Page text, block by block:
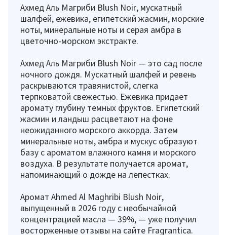
Ахмед Аль Магриби Blush Noir, мускатный
шалфей, ежевика, египетский жасмин, морские
ноты, минеральные ноты и серая амбра в
цветочно-морском экстракте.
Ахмед Аль Магриби Blush Noir — это сад после
ночного дождя. Мускатный шалфей и ревень
раскрываются травянистой, слегка
терпковатой свежестью. Ежевика придает
аромату глубину темных фруктов. Египетский
жасмин и ландыш расцветают на фоне
неожиданного морского аккорда. Затем
минеральные ноты, амбра и мускус образуют
базу с ароматом влажного камня и морского
воздуха. В результате получается аромат,
напоминающий о дожде на лепестках.
Аромат Ahmed Al Maghribi Blush Noir,
выпущенный в 2026 году с необычайной
концентрацией масла — 39%, — уже получил
восторженные отзывы на сайте Fragrantica.